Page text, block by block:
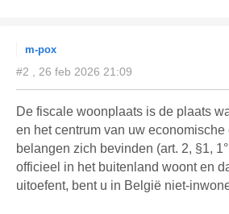
m-pox
#2 , 26 feb 2026 21:09
De fiscale woonplaats is de plaats
en het centrum van uw
belangen zich bevinden (art. 2, §1,
officieel in het buitenland woont en
uitoefent, bent u in België niet-